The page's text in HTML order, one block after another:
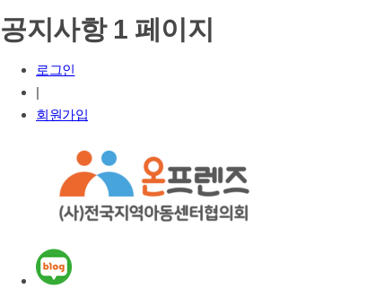
공지사항 1 페이지
로그인
|
회원가입